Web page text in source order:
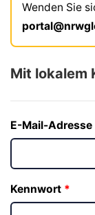
Wenden Sie
Mit lokalem
E-Mail-Adresse
Kennwort